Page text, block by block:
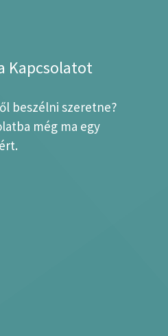
Kapcsolatot
beszélni szeretne?
még ma egy